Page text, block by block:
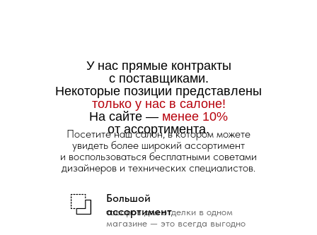
товаров для отделки в одном
магазине — это всегда выгодно
Большой
ассортимент
У нас прямые контракты
с поставщиками.
Некоторые позиции представлены
только у нас в салоне!
На сайте — менее 10%
от ассортимента.
Посетите наш салон, в котором можете
увидеть более широкий ассортимент
и воспользоваться бесплатными советами
дизайнеров и технических специалистов.